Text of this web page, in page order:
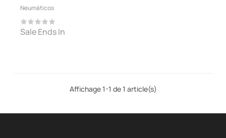
Neumáticos
Sale Ends In
Affichage 1-1 de 1 article(s)